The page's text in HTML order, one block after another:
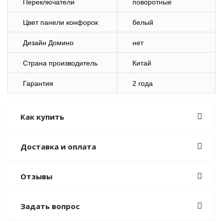
Переключатели поворотные
Цвет панели конфорок белый
Дизайн Домино нет
Страна производитель Китай
Гарантия 2 года
Как купить
Доставка и оплата
Отзывы
Задать вопрос